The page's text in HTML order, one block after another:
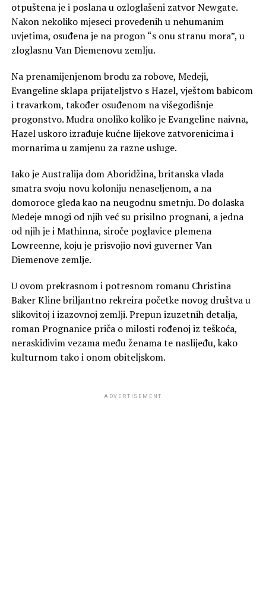
otpuštena je i poslana u ozloglašeni zatvor Newgate.
Nakon nekoliko mjeseci provedenih u nehumanim
uvjetima, osuđena je na progon “s onu stranu mora”, u
zloglasnu Van Diemenovu zemlju.
Na prenamijenjenom brodu za robove, Medeji,
Evangeline sklapa prijateljstvo s Hazel, vještom babicom
i travarkom, također osuđenom na višegodišnje
progonstvo. Mudra onoliko koliko je Evangeline naivna,
Hazel uskoro izrađuje kućne lijekove zatvorenicima i
mornarima u zamjenu za razne usluge.
Iako je Australija dom Aboridžina, britanska vlada
smatra svoju novu koloniju nenaseljenom, a na
domoroce gleda kao na neugodnu smetnju. Do dolaska
Medeje mnogi od njih već su prisilno prognani, a jedna
od njih je i Mathinna, siroče poglavice plemena
Lowreenne, koju je prisvojio novi guverner Van
Diemenove zemlje.
U ovom prekrasnom i potresnom romanu Christina
Baker Kline briljantno rekreira početke novog društva u
slikovitoj i izazovnoj zemlji. Prepun izuzetnih detalja,
roman Prognanice priča o milosti rođenoj iz teškoća,
neraskidivim vezama među ženama te naslijeđu, kako
kulturnom tako i onom obiteljskom.
ADVERTISEMENT